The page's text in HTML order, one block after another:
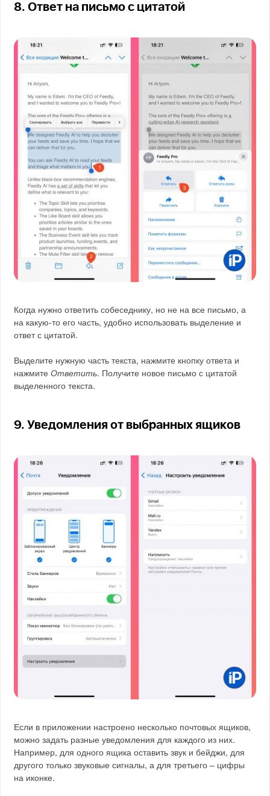
8. Ответ на письмо с цитатой
Когда нужно ответить собеседнику, но не на все письмо, а
на какую-то его часть, удобно использовать выделение и
ответ с цитатой.
Выделите нужную часть текста, нажмите кнопку ответа и
нажмитеОтветить. Получите новое письмо с цитатой
выделенного текста.
9. Уведомления от выбранных ящиков
Если в приложении настроено несколько почтовых ящиков,
можно задать разные уведомления для каждого из них.
Например, для одного ящика оставить звук и бейджи, для
другого только звуковые сигналы, а для третьего – цифры
на иконке.